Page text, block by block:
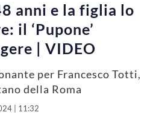
anni e la figlia lo
il ‘Pupone’
| VIDEO
per Francesco Totti,
della Roma
| 11:32